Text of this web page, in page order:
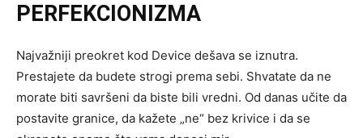
PERFEKCIONIZMA
Najvažniji preokret kod Device dešava se iznutra.
Prestajete da budete strogi prema sebi. Shvatate da ne
morate biti savršeni da biste bili vredni. Od danas učite da
postavite granice, da kažete „ne“ bez krivice i da se